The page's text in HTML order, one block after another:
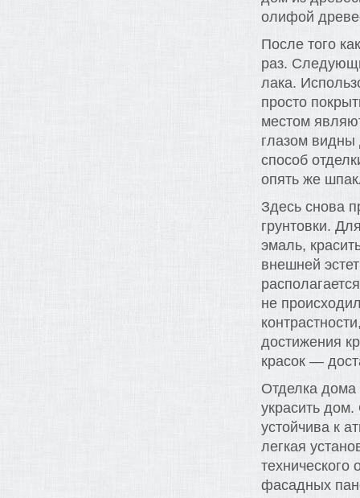
олифой
После того
раз.
лака.
просто
местом
глазом
способ
опять же
Здесь снова
грунтовки.
эмаль,
внешней
не
достижения
красок —
Отделка
украсить
устойчива к
легкая
технического
фасадных